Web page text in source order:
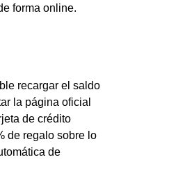
forma online.
recargar el saldo
la página oficial
de crédito
de regalo sobre lo
de